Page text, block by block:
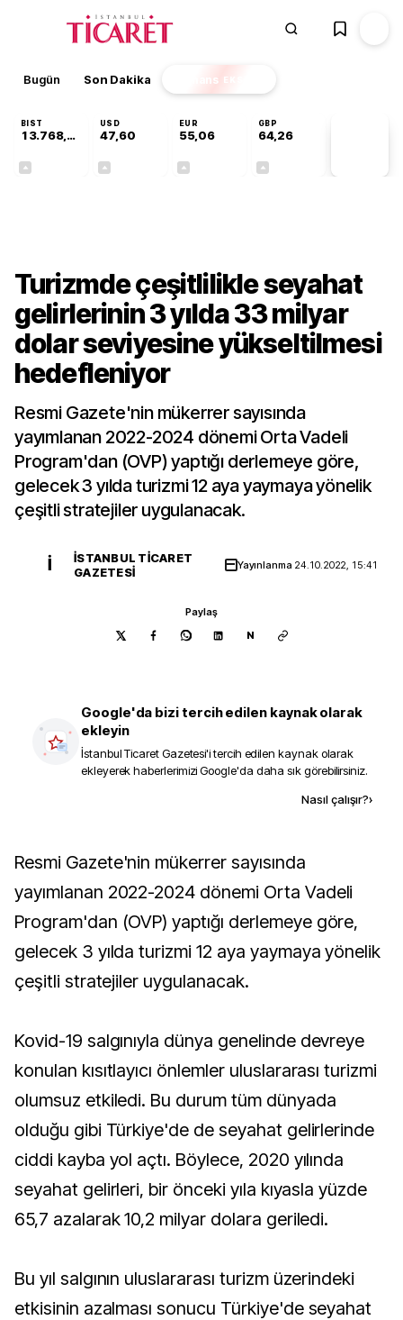
Bugün Son Dakika Finans EKSTRA
BIST
13.768,18
USD
47,60
EUR
55,06
GBP
64,26
Turizmde çeşitlilikle seyahat
gelirlerinin 3 yılda 33 milyar
dolar seviyesine yükseltilmesi
hedefleniyor
Resmi Gazete'nin mükerrer sayısında
yayımlanan 2022-2024 dönemi Orta Vadeli
Program'dan (OVP) yaptığı derlemeye göre,
gelecek 3 yılda turizmi 12 aya yaymaya yönelik
çeşitli stratejiler uygulanacak.
İ
İSTANBUL TICARET
GAZETESI
Yayınlanma 24.10.2022, 15:41
Paylaş
N
Google'da bizi tercih edilen kaynak olarak
ekleyin
İstanbul Ticaret Gazetesi'i tercih edilen kaynak olarak
ekleyerek haberlerimizi Google'da daha sık görebilirsiniz.
Nasıl çalışır?›
Resmi Gazete'nin mükerrer sayısında
yayımlanan 2022-2024 dönemi Orta Vadeli
Program'dan (OVP) yaptığı derlemeye göre,
gelecek 3 yılda turizmi 12 aya yaymaya yönelik
çeşitli stratejiler uygulanacak.
Kovid-19 salgınıyla dünya genelinde devreye
konulan kısıtlayıcı önlemler uluslararası turizmi
olumsuz etkiledi. Bu durum tüm dünyada
olduğu gibi Türkiye'de de seyahat gelirlerinde
ciddi kayba yol açtı. Böylece, 2020 yılında
seyahat gelirleri, bir önceki yıla kıyasla yüzde
65,7 azalarak 10,2 milyar dolara geriledi.
Bu yıl salgının uluslararası turizm üzerindeki
etkisinin azalması sonucu Türkiye'de seyahat